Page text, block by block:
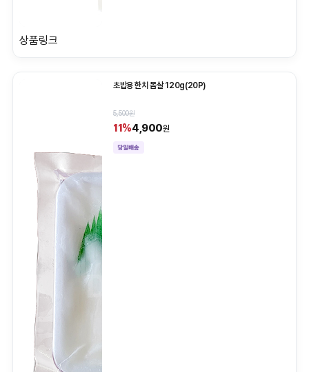
상품링크
초밥용 한치 몸살 120g(20P)
5,500원
11%4,900원